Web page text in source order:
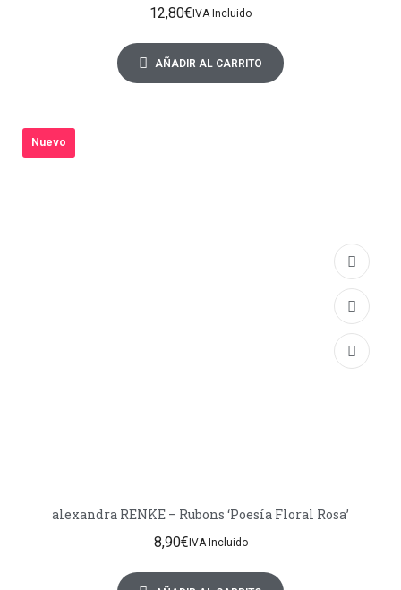
12,80€IVA Incluido
AÑADIR AL CARRITO
Nuevo
alexandra RENKE – Rubons ‘Poesía Floral Rosa’
8,90€IVA Incluido